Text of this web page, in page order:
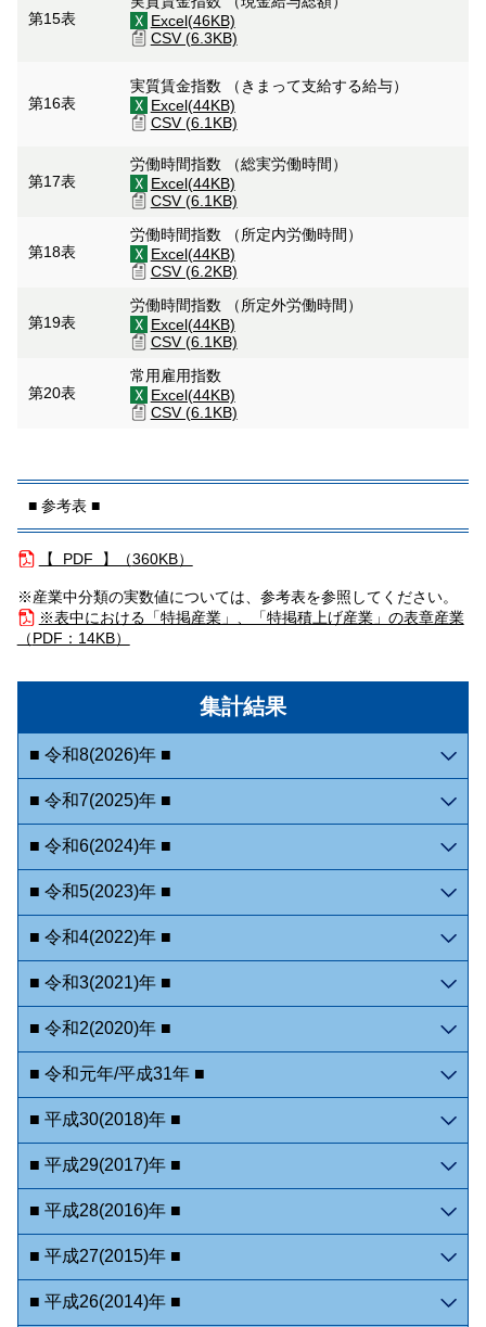
集計結果
■ 令和8(2026)年 ■
■ 令和7(2025)年 ■
■ 令和6(2024)年 ■
■ 令和5(2023)年 ■
■ 令和4(2022)年 ■
■ 令和3(2021)年 ■
■ 令和2(2020)年 ■
■ 令和元年/平成31年 ■
■ 平成30(2018)年 ■
■ 平成29(2017)年 ■
■ 平成28(2016)年 ■
■ 平成27(2015)年 ■
■ 平成26(2014)年 ■
第15表
Excel(46KB)
CSV (6.3KB)
第16表
実質賃金指数 （きまって支給する給与）
Excel(44KB)
CSV (6.1KB)
第17表
労働時間指数 （総実労働時間）
Excel(44KB)
CSV (6.1KB)
第18表
労働時間指数 （所定内労働時間）
Excel(44KB)
CSV (6.2KB)
第19表
労働時間指数 （所定外労働時間）
Excel(44KB)
CSV (6.1KB)
第20表
常用雇用指数
Excel(44KB)
CSV (6.1KB)
■ 参考表 ■
【 PDF 】（360KB）
※産業中分類の実数値については、参考表を参照してください。
※表中における「特掲産業」、「特掲積上げ産業」の表章産業
（PDF：14KB）